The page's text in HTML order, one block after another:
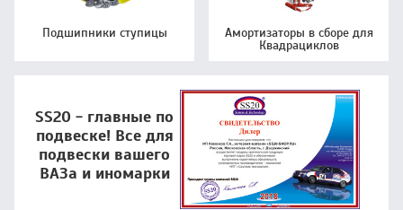
Подшипники ступицы
Амортизаторы в сборе для
Квадрациклов
SS20 - главные по
подвеске! Все для
подвески вашего
ВАЗа и иномарки